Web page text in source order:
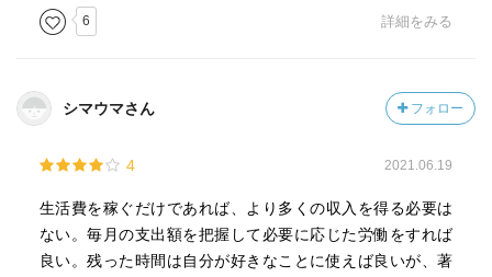
6 詳細をみる
シマウマさん フォロー
4 2021.06.19
生活費を稼ぐだけであれば、より多くの収入を得る必要は
ない。毎月の支出額を把握して必要に応じた労働をすれば
良い。残った時間は自分が好きなことに使えば良いが、著